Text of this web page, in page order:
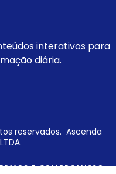
interativos para
diária.
reservados. Ascenda
E COMPROMISSO